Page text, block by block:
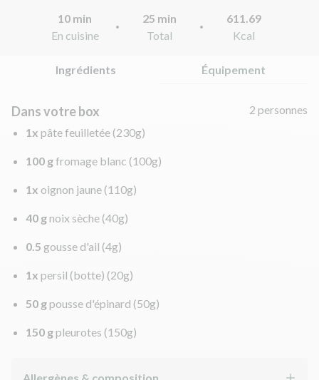
10 min
En cuisine
25 min
Total
611.69
Kcal
Ingrédients Équipement
Dans votre box
2 personnes
1x pâte feuilletée (230g)
100 gfromage blanc (100g)
1x oignon jaune (110g)
40 gnoix sèche (40g)
0.5 gousse d'ail (4g)
1x persil (botte) (20g)
50 gpousse d'épinard (50g)
150 gpleurotes (150g)
Allergènes & composition